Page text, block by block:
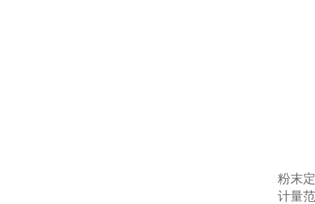
粉末
计量